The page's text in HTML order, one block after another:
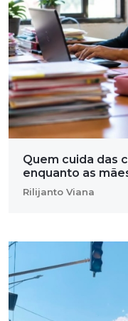
Quem cuida das
enquanto as
Rilijanto Viana